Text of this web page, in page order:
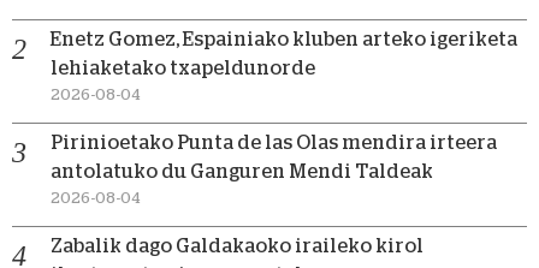
Enetz Gomez, Espainiako kluben arteko igeriketa
lehiaketako txapeldunorde
2026-08-04
Pirinioetako Punta de las Olas mendira irteera
antolatuko du Ganguren Mendi Taldeak
2026-08-04
Zabalik dago Galdakaoko iraileko kirol